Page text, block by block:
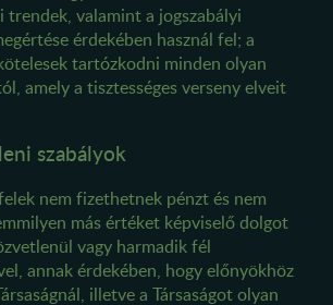
trendek, valamint a jogszabályi
érdekében használ fel; a
tartózkodni minden olyan
amely a tisztességes verseny elveit
szabályok
nem fizethetnek pénzt és nem
más értéket képviselő dolgot
vagy harmadik fél
annak érdekében, hogy előnyökhöz
illetve a Társaságot olyan